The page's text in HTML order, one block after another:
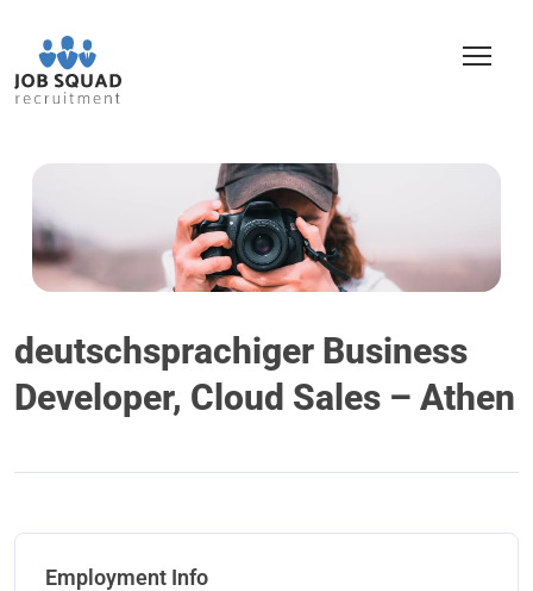
deutschsprachiger Business
Developer, Cloud Sales – Athen
Employment Info